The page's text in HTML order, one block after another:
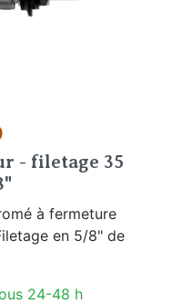
- filetage 35
à fermeture
en 5/8" de
24-48 h